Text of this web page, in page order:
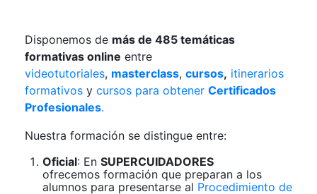
Disponemos de más de 485 temáticas
formativas online entre
videotutoriales, masterclass, cursos, itinerarios
formativos y cursos para obtener Certificados
Profesionales.
Nuestra formación se distingue entre:
Oficial: En SUPERCUIDADORES
ofrecemos formación que preparan a los
alumnos para presentarse al Procedimiento de